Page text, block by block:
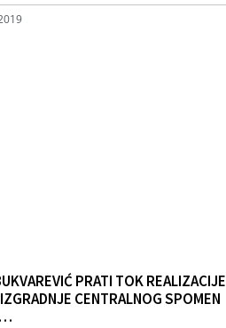
PRATI TOK REALIZACIJE
CENTRALNOG SPOMEN